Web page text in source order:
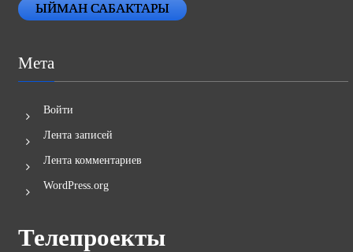
ЫЙМАН САБАКТАРЫ
Мета
Войти
Лента записей
Лента комментариев
WordPress.org
Телепроекты